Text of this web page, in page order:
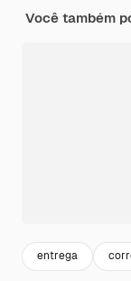
Você também
entrega